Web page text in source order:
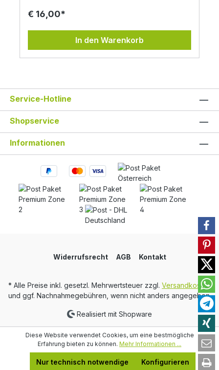
1276kj / 305kcal Fett: 0,05g davon gesättigte
€ 16,00*
In den Warenkorb
Service-Hotline
Shopservice
Informationen
Widerrufsrecht AGB Kontakt
* Alle Preise inkl. gesetzl. Mehrwertsteuer zzgl. Versandkosten
und ggf. Nachnahmegebühren, wenn nicht anders angegeben.
Realisiert mit Shopware
Diese Website verwendet Cookies, um eine bestmögliche
Erfahrung bieten zu können. Mehr Informationen ...
Nur technisch notwendige Konfigurieren